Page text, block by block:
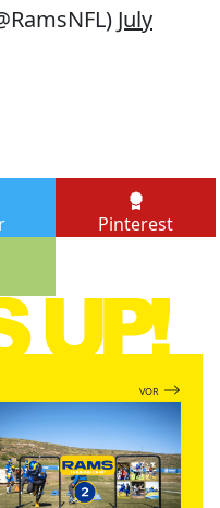
July
Pinterest
VOR